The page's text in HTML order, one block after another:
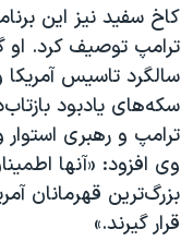
کاخ سفید نیز این
ترامپ توصیف کرد. او
سالگرد تاسیس آمریکا
سکه‌های یادبود
ترامپ و رهبری
وی افزود: «آنها
بزرگ‌ترین قهرمانان
قرار گیرند.»